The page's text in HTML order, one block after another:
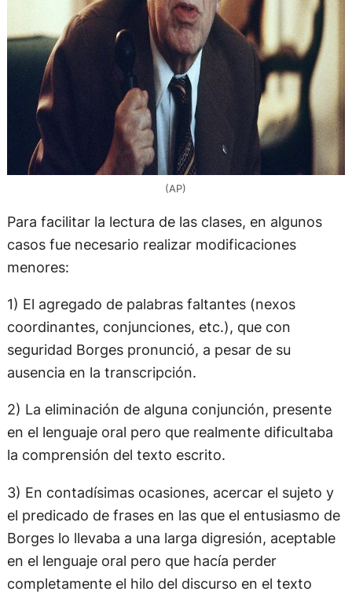
(AP)
Para facilitar la lectura de las clases, en algunos
casos fue necesario realizar modificaciones
menores:
1) El agregado de palabras faltantes (nexos
coordinantes, conjunciones, etc.), que con
seguridad Borges pronunció, a pesar de su
ausencia en la transcripción.
2) La eliminación de alguna conjunción, presente
en el lenguaje oral pero que realmente dificultaba
la comprensión del texto escrito.
3) En contadísimas ocasiones, acercar el sujeto y
el predicado de frases en las que el entusiasmo de
Borges lo llevaba a una larga digresión, aceptable
en el lenguaje oral pero que hacía perder
completamente el hilo del discurso en el texto